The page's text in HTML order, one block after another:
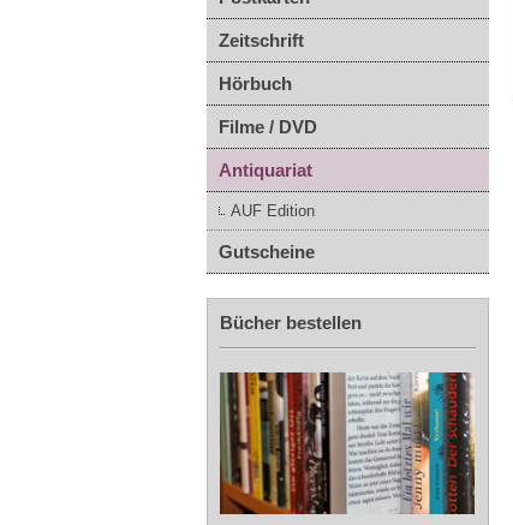
Zeitschrift
Hörbuch
Filme / DVD
Antiquariat
AUF Edition
Gutscheine
Bücher bestellen